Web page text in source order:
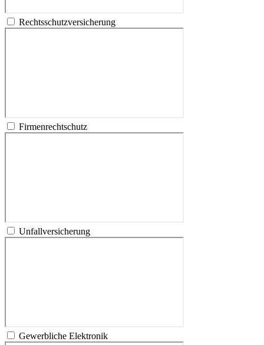
Rechtsschutzversicherung
Firmenrechtschutz
Unfallversicherung
Gewerbliche Elektronik